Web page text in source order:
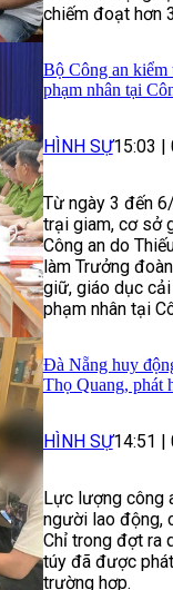
chiếm đoạt hơn
Bộ Công an kiểm
phạm nhân tại
HÌNH SỰ15:03
Từ ngày 3 đến
trại giam, cơ sở
Công an do
làm Trưởng
giữ, giáo dục
phạm nhân tại
Đà Nẵng huy
Thọ Quang, phát
HÌNH SỰ14:51
Lực lượng công
người lao động,
Chỉ trong đợt ra
túy đã được
trường hợp.